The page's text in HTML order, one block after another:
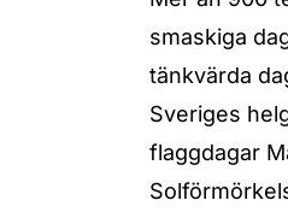
smaskiga
tänkvärda
Sveriges
flaggdagar